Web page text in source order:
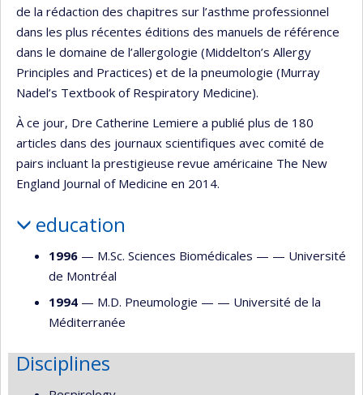
de la rédaction des chapitres sur l’asthme professionnel
dans les plus récentes éditions des manuels de référence
dans le domaine de l’allergologie (Middelton’s Allergy
Principles and Practices) et de la pneumologie (Murray
Nadel’s Textbook of Respiratory Medicine).
À ce jour, Dre Catherine Lemiere a publié plus de 180
articles dans des journaux scientifiques avec comité de
pairs incluant la prestigieuse revue américaine The New
England Journal of Medicine en 2014.
education
1996 — M.Sc. Sciences Biomédicales — — Université
de Montréal
1994 — M.D. Pneumologie — — Université de la
Méditerranée
Disciplines